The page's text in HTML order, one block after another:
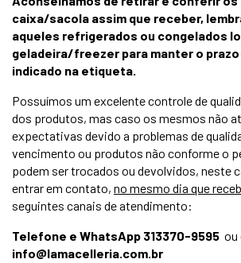
caixa/sacola assim que receber,
aqueles refrigerados ou congelados
geladeira/freezer para manter o
indicado na etiqueta.
Possuímos um excelente controle de
dos produtos, mas caso os mesmos não
expectativas devido a problemas de
vencimento ou produtos não conforme o
podem ser trocados ou devolvidos, neste
entrar em contato, no mesmo dia que
seguintes canais de atendimento:
Telefone e WhatsApp 313370-9595 ou
info@lamacelleria.com.br